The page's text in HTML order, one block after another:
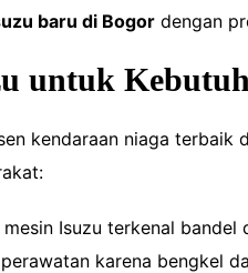
baru di Bogor dengan
untuk
kendaraan niaga terbaik
Isuzu terkenal bandel
karena bengkel